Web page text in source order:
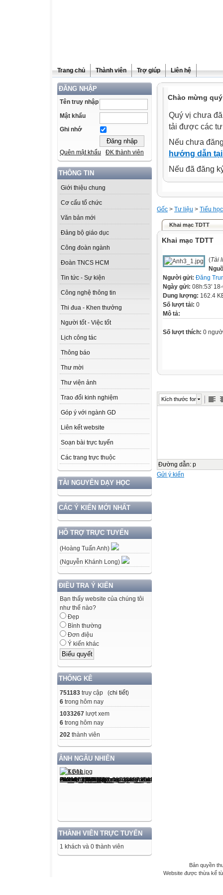
Trang chủ Thành viên Trợ giúp Liên hệ
ĐĂNG NHẬP
Tên truy nhập
Mật khẩu
Ghi nhớ
Quên mật khẩu ĐK thành viên
THÔNG TIN
Giới thiệu chung
Cơ cấu tổ chức
Văn bản mới
Đảng bộ giáo dục
Công đoàn ngành
Đoàn TNCS HCM
Tin tức - Sự kiện
Công nghệ thông tin
Thi đua - Khen thưởng
Người tốt - Việc tốt
Lịch công tác
Thông báo
Thư mời
Thư viện ảnh
Trao đổi kinh nghiệm
Góp ý với ngành GD
Liên kết website
Soạn bài trực tuyến
Các trang trực thuộc
TÀI NGUYÊN DẠY HỌC
CÁC Ý KIẾN MỚI NHẤT
HỖ TRỢ TRỰC TUYẾN
(Hoàng Tuấn Anh)
(Nguyễn Khánh Long)
ĐIỀU TRA Ý KIẾN
Bạn thấy website của chúng tôi
như thế nào?
Đẹp
Bình thường
Đơn điệu
Ý kiến khác
THỐNG KÊ
751183 truy cập (chi tiết)
6 trong hôm nay
1033267 lượt xem
6 trong hôm nay
202 thành viên
ẢNH NGẪU NHIÊN
THÀNH VIÊN TRỰC TUYẾN
1 khách và 0 thành viên
Chào mừng
Quý vị chưa
tải được các
Nếu chưa
hướng dẫn
Nếu đã đăng
Gốc > Tư liệu > Tiểu học
Khai mạc TDTT
Khai mạc TDTT
(Tài
Người gửi: Đăng
Ngày gửi: 08h:53'
Dung lượng: 162.4
Số lượt tải: 0
Mô tả:
Số lượt thích: 0
Kích thước font
Đường dẫn: p
Gửi ý kiến
Bản quyền
Website được thừa kế